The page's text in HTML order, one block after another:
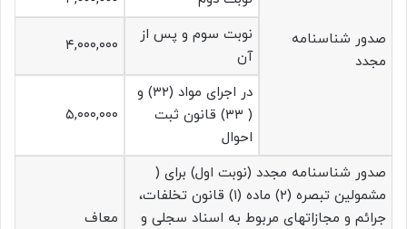
صدور شناسنامه
مجدد
نوبت سوم و پس از
آن
۴,۰۰۰,۰۰۰
در اجرای مواد (۳۲) و
( ۳۳) قانون ثبت
احوال
۵,۰۰۰,۰۰۰
صدور شناسنامه مجدد (نوبت اول) برای (
مشمولین تبصره (۲) ماده (۱) قانون تخلفات،
جرائم و مجازاتهای مربوط به اسناد سجلی و
معاف